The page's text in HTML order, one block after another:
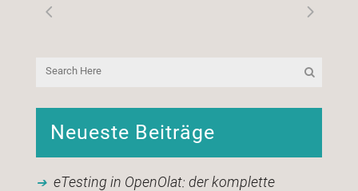
Neueste Beiträge
eTesting in OpenOlat: der komplette